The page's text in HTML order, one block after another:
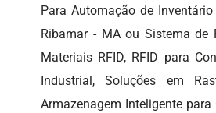
Para Automação de
Ribamar - MA ou Sistema de
Materiais RFID, RFID para
Industrial, Soluções em
Armazenagem Inteligente para